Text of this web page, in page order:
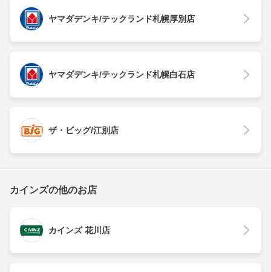
ヤマダデンキ/テックランド札幌厚別店
ヤマダデンキ/テックランド札幌白石店
ザ・ビッグ/江別店
カインズの他のお店
カインズ 花川店